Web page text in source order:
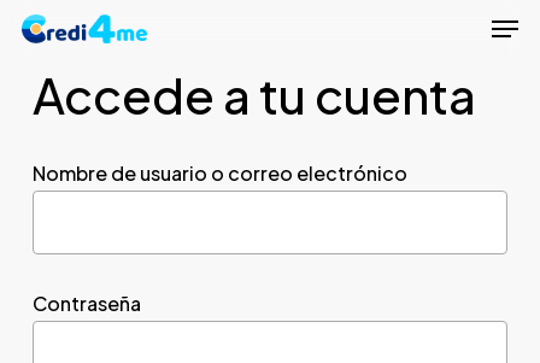
Skip
mainAccede a tu cuenta
Nombre de usuario o correo electrónico
Contraseña